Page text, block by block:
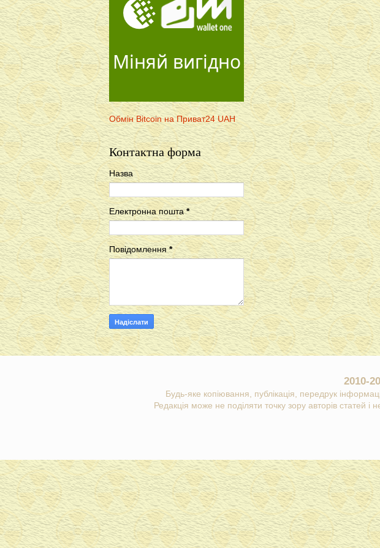
Міняй вигідно
Обмін Bitcoin на Приват24 UAH
Контактна форма
Назва
Електронна пошта*
Повідомлення*
2010-
Будь-яке копіювання, публікація, передрук
Редакція може не поділяти точку зору авторів статей і